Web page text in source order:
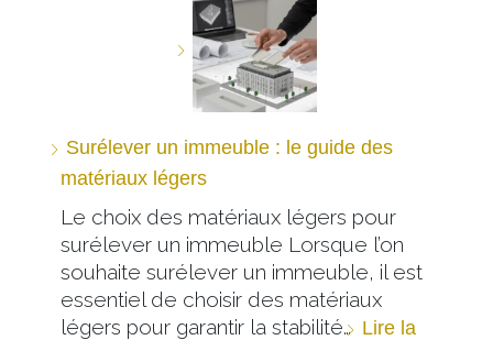
Surélever un immeuble : le guide des
matériaux légers
Le choix des matériaux légers pour
surélever un immeuble Lorsque l’on
souhaite surélever un immeuble, il est
essentiel de choisir des matériaux
légers pour garantir la stabilité… Lire la